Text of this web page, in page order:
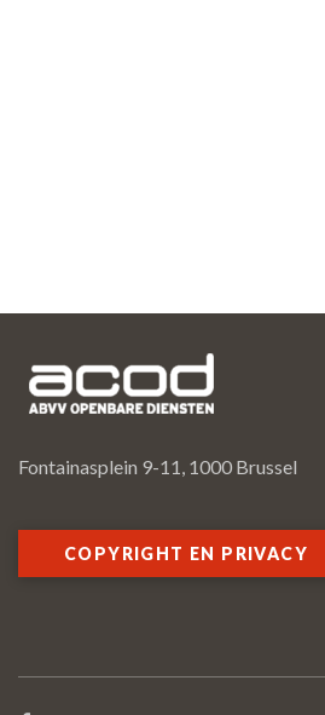
Fontainasplein 9-11, 1000 Brussel
COPYRIGHT EN PRIVACY